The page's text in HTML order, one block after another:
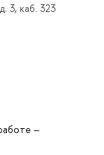
3, каб. 323
–